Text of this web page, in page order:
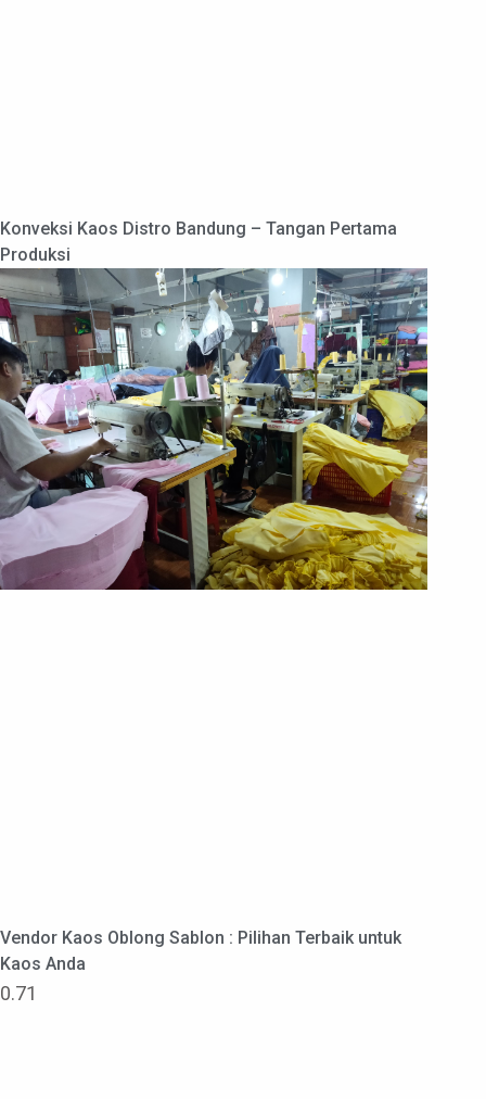
Konveksi Kaos Distro Bandung – Tangan Pertama
Produksi
Vendor Kaos Oblong Sablon : Pilihan Terbaik untuk
Kaos Anda